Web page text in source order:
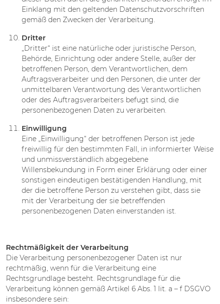
Einklang mit den geltenden Datenschutzvorschriften
gemäß den Zwecken der Verarbeitung.
Dritter
„Dritter“ ist eine natürliche oder juristische Person,
Behörde, Einrichtung oder andere Stelle, außer der
betroffenen Person, dem Verantwortlichen, dem
Auftragsverarbeiter und den Personen, die unter der
unmittelbaren Verantwortung des Verantwortlichen
oder des Auftragsverarbeiters befugt sind, die
personenbezogenen Daten zu verarbeiten.
Einwilligung
Eine „Einwilligung“ der betroffenen Person ist jede
freiwillig für den bestimmten Fall, in informierter Weise
und unmissverständlich abgegebene
Willensbekundung in Form einer Erklärung oder einer
sonstigen eindeutigen bestätigenden Handlung, mit
der die betroffene Person zu verstehen gibt, dass sie
mit der Verarbeitung der sie betreffenden
personenbezogenen Daten einverstanden ist.
Rechtmäßigkeit der Verarbeitung
Die Verarbeitung personenbezogener Daten ist nur
rechtmäßig, wenn für die Verarbeitung eine
Rechtsgrundlage besteht. Rechtsgrundlage für die
Verarbeitung können gemäß Artikel 6 Abs. 1 lit. a – f DSGVO
insbesondere sein: